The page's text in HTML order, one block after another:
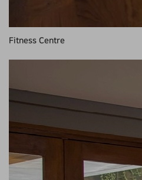
Fitness Centre